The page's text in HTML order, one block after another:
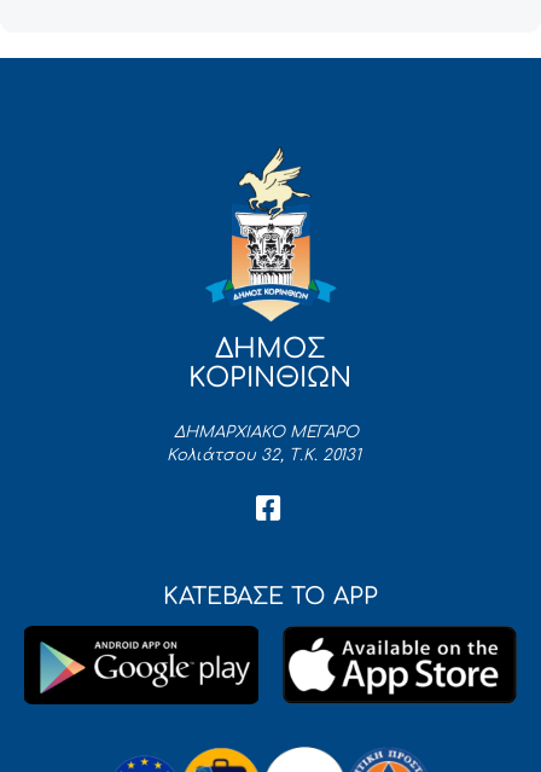
ΔΗΜΟΣ
ΚΟΡΙΝΘΙΩΝ
ΔΗΜΑΡΧΙΑΚΟ ΜΕΓΑΡΟ
Κολιάτσου 32, Τ.Κ. 20131
ΚΑΤΕΒΑΣΕ ΤΟ APP